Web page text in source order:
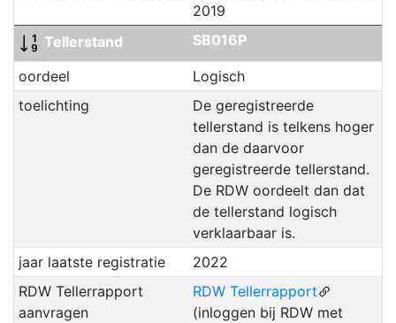
2019
Tellerstand
SB016P
oordeel
Logisch
toelichting
De geregistreerde
tellerstand is telkens hoger
dan de daarvoor
geregistreerde tellerstand.
De RDW oordeelt dan dat
de tellerstand logisch
verklaarbaar is.
jaar laatste registratie
2022
RDW Tellerrapport
aanvragen
RDW Tellerrapport
(inloggen bij RDW met